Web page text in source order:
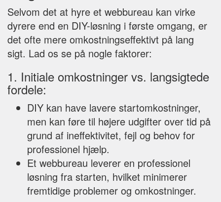
Selvom det at hyre et webbureau kan virke
dyrere end en DIY-løsning i første omgang, er
det ofte mere omkostningseffektivt på lang
sigt. Lad os se på nogle faktorer:
1. Initiale omkostninger vs. langsigtede
fordele:
DIY kan have lavere startomkostninger,
men kan føre til højere udgifter over tid på
grund af ineffektivitet, fejl og behov for
professionel hjælp.
Et webbureau leverer en professionel
løsning fra starten, hvilket minimerer
fremtidige problemer og omkostninger.